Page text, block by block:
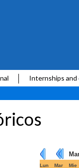
Internships and
Lun Mar Mie